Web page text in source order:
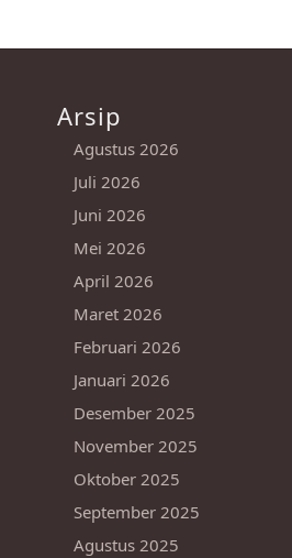
Arsip
Agustus 2026
Juli 2026
Juni 2026
Mei 2026
April 2026
Maret 2026
Februari 2026
Januari 2026
Desember 2025
November 2025
Oktober 2025
September 2025
Agustus 2025